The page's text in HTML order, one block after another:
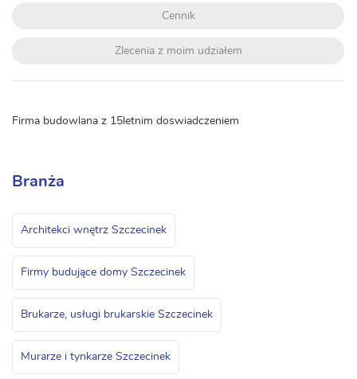
Cennik
Zlecenia z moim udziałem
Firma budowlana z 15letnim doswiadczeniem
Branża
Architekci wnętrz Szczecinek
Firmy budujące domy Szczecinek
Brukarze, usługi brukarskie Szczecinek
Murarze i tynkarze Szczecinek